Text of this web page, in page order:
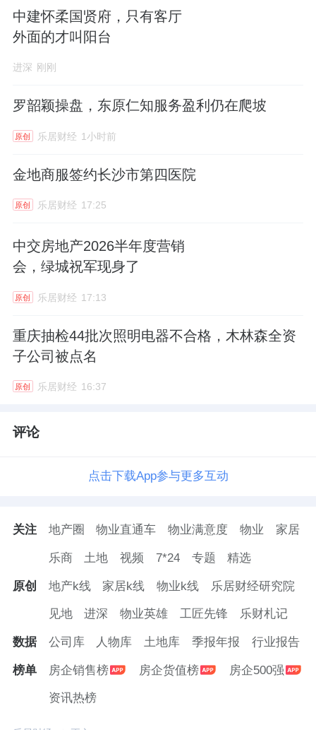
中建怀柔国贤府，只有客厅
外面的才叫阳台
进深 刚刚
罗韶颖操盘，东原仁知服务盈利仍在爬坡
原创 乐居财经 1小时前
金地商服签约长沙市第四医院
原创 乐居财经 17:25
中交房地产2026半年度营销
会，绿城祝军现身了
原创 乐居财经 17:13
重庆抽检44批次照明电器不合格，木林森全资
子公司被点名
原创 乐居财经 16:37
评论
点击下载App参与更多互动
关注 地产圈 物业直通车 物业满意度 物业 家居
乐商 土地 视频 7*24 专题 精选
原创 地产k线 家居k线 物业k线 乐居财经研究院
见地 进深 物业英雄 工匠先锋 乐财札记
数据 公司库 人物库 土地库 季报年报 行业报告
榜单 房企销售榜 房企货值榜 房企500强
资讯热榜